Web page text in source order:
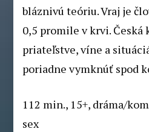
bláznivú teóriu. Vraj je
0,5 promile v krvi. Česká
priateľstve, víne a
poriadne vymknúť spod
112 min., 15+, dráma/
sex